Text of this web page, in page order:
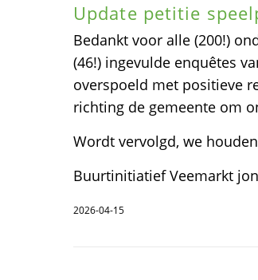
Update petitie
Bedankt voor alle (200!)
(46!) ingevulde enquêtes
overspoeld met positieve
richting de gemeente om
Wordt vervolgd, we
Buurtinitiatief Veemarkt
2026-04-15